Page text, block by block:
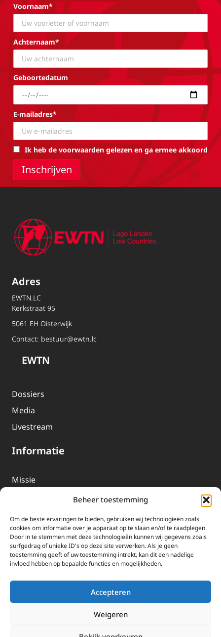
Beheer toestemming
Om de beste ervaringen te bieden, gebruiken wij technologieën zoals
cookies om informatie over je apparaat op te slaan en/of te raadplegen.
Door in te stemmen met deze technologieën kunnen wij gegevens zoals
surfgedrag of unieke ID's op deze site verwerken. Als je geen
toestemming geeft of uw toestemming intrekt, kan dit een nadelige
invloed hebben op bepaalde functies en mogelijkheden.
Accepteren
Weigeren
Voornaam*
Achternaam*
Geboortedatum
E-mailadres*
Ik heb de voorwaarden gelezen en ga ermee akkoord
Adres
EWTN.LC
Kerkstraat 95
5061 EH Oisterwijk
Contact: bestuur@ewtn.lc
EWTN
Dossiers
Media
Livestream
Informatie
Missie
EWTN-Team
Organisatiegegevens
Doneren
EWTN wordt uitsluitend gefinancierd door uw donaties.
Wij ontvangen bewust geen advertentie-inkomsten of